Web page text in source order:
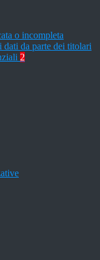
o incompleta
dati da parte dei titolari
2